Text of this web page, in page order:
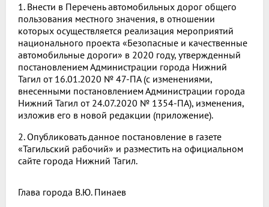
1. Внести в Перечень автомобильных дорог общего
пользования местного значения, в отношении
которых осуществляется реализация мероприятий
национального проекта «Безопасные и качественные
автомобильные дороги» в 2020 году, утвержденный
постановлением Администрации города Нижний
Тагил от 16.01.2020 № 47-ПА (с изменениями,
внесенными постановлением Администрации города
Нижний Тагил от 24.07.2020 № 1354-ПА), изменения,
изложив его в новой редакции (приложение).
2. Опубликовать данное постановление в газете
«Тагильский рабочий» и разместить на официальном
сайте города Нижний Тагил.
Глава города В.Ю. Пинаев